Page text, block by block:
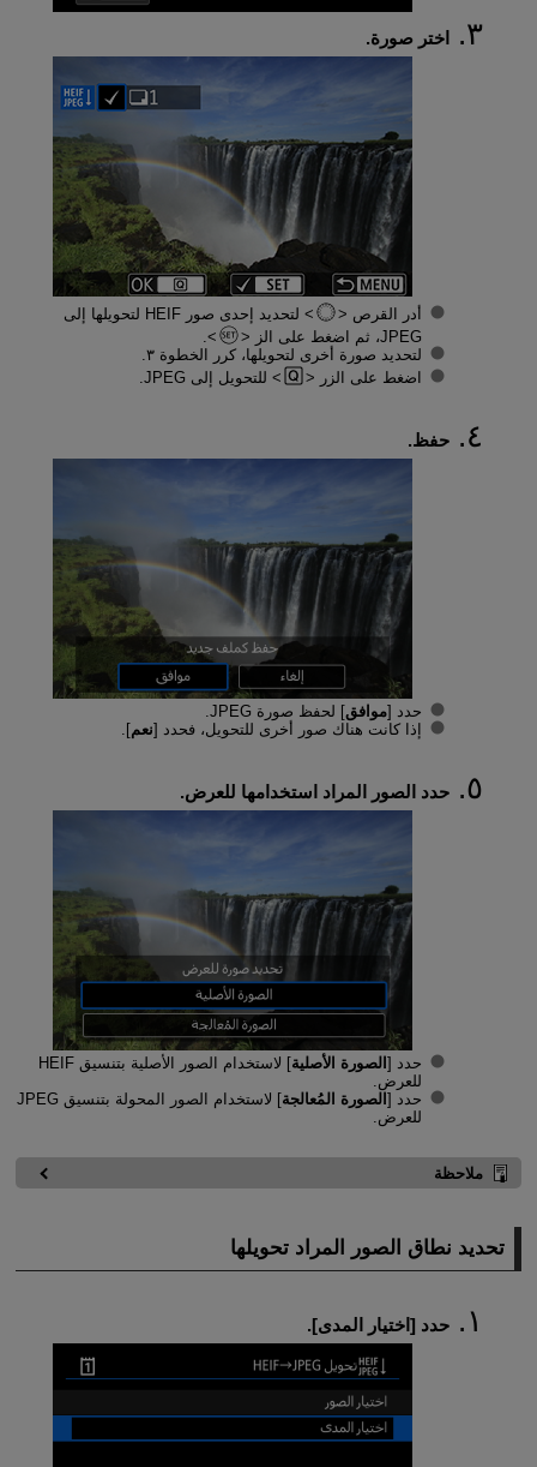
اختر صورة.
أدر القرص
لتحديد إحدى صور HEIF لتحويلها إلى
JPEG، ثم اضغط على الز
.
لتحديد صورة أخرى لتحويلها، كرر الخطوة ٣.
اضغط على الزر
للتحويل إلى JPEG.
حفظ.
حدد [موافق] لحفظ صورة JPEG.
إذا كانت هناك صور أخرى للتحويل، فحدد [نعم].
حدد الصور المراد استخدامها للعرض.
حدد [الصورة الأصلية
] لاستخدام الصور الأصلية بتنسيق HEIF
للعرض.
حدد [الصورة المُعالجة
] لاستخدام الصور المحولة بتنسيق JPEG
للعرض.
ملاحظة
تحديد نطاق الصور المراد تحويلها
حدد [اختيار المدى].